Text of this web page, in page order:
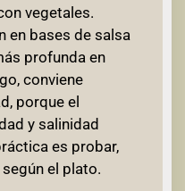
vegetales.
en bases de salsa
profunda en
conviene
porque el
y salinidad
es probar,
el plato.